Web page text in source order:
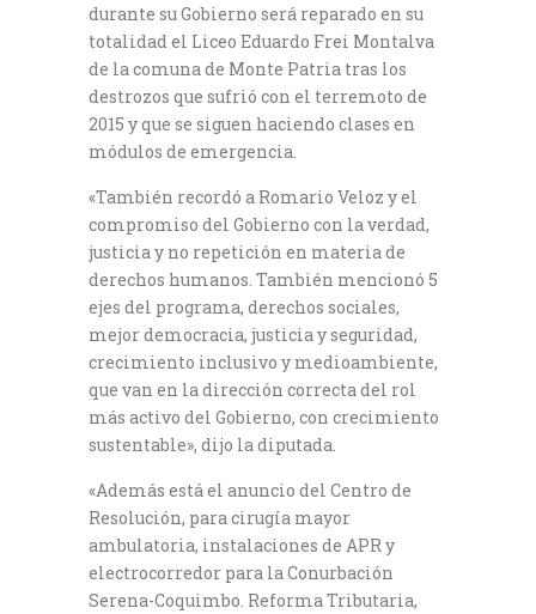
durante su Gobierno será reparado en su
totalidad el Liceo Eduardo Frei Montalva
de la comuna de Monte Patria tras los
destrozos que sufrió con el terremoto de
2015 y que se siguen haciendo clases en
módulos de emergencia.
«También recordó a Romario Veloz y el
compromiso del Gobierno con la verdad,
justicia y no repetición en materia de
derechos humanos. También mencionó 5
ejes del programa, derechos sociales,
mejor democracia, justicia y seguridad,
crecimiento inclusivo y medioambiente,
que van en la dirección correcta del rol
más activo del Gobierno, con crecimiento
sustentable», dijo la diputada.
«Además está el anuncio del Centro de
Resolución, para cirugía mayor
ambulatoria, instalaciones de APR y
electrocorredor para la Conurbación
Serena-Coquimbo. Reforma Tributaria,